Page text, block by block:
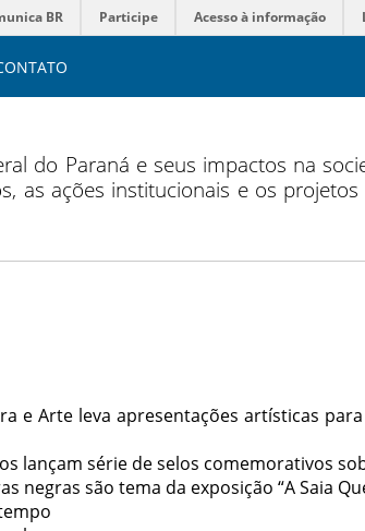
BR Participe Acesso à informação
do Paraná e seus impactos na
as ações institucionais e os
e Arte leva apresentações artísticas
lançam série de selos comemorativos
negras são tema da exposição “A Saia